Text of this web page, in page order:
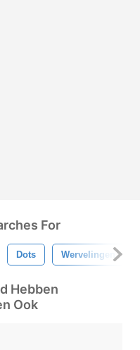
For
Dots Wervelingen
Hebben
Ook